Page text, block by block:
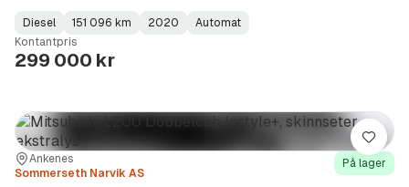
Fuel
Type:
Diesel
Kilometerstand:
151 096 km
Model
Year:
2020
Gearbox
Type:
Automat
Kontantpris
299 000 kr
Sted:
Ankenes
Forhandler:
Sommerseth Narvik AS
På lager
Lagre